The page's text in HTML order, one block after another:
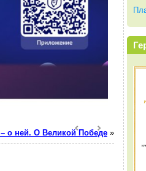
о ней. О Великой Победе»